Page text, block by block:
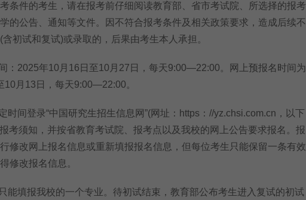
件的考生，请在报考前仔细阅读教育部、省市考试院、所选择的报考
的公告、通知等文件。因不符合报考条件及相关政策要求，造成后续不
初试和复试)或录取的，后果由考生本人承担。
2025年10月16日至10月27日，每天9:00—22:00。网上预报名时间为
10月13日，每天9:00—22:00。
间登录“中国研究生招生信息网”(网址：https：//yz.chsi.com.cn，以下
报考须知，并按省教育考试院、报考点以及我校的网上公告要求报名。报
修改网上报名信息或重新填报报名信息，但每位考生只能保留一条有效
修改报名信息。
填报我校的一个专业。待初试结束，教育部公布考生进入复试的初试